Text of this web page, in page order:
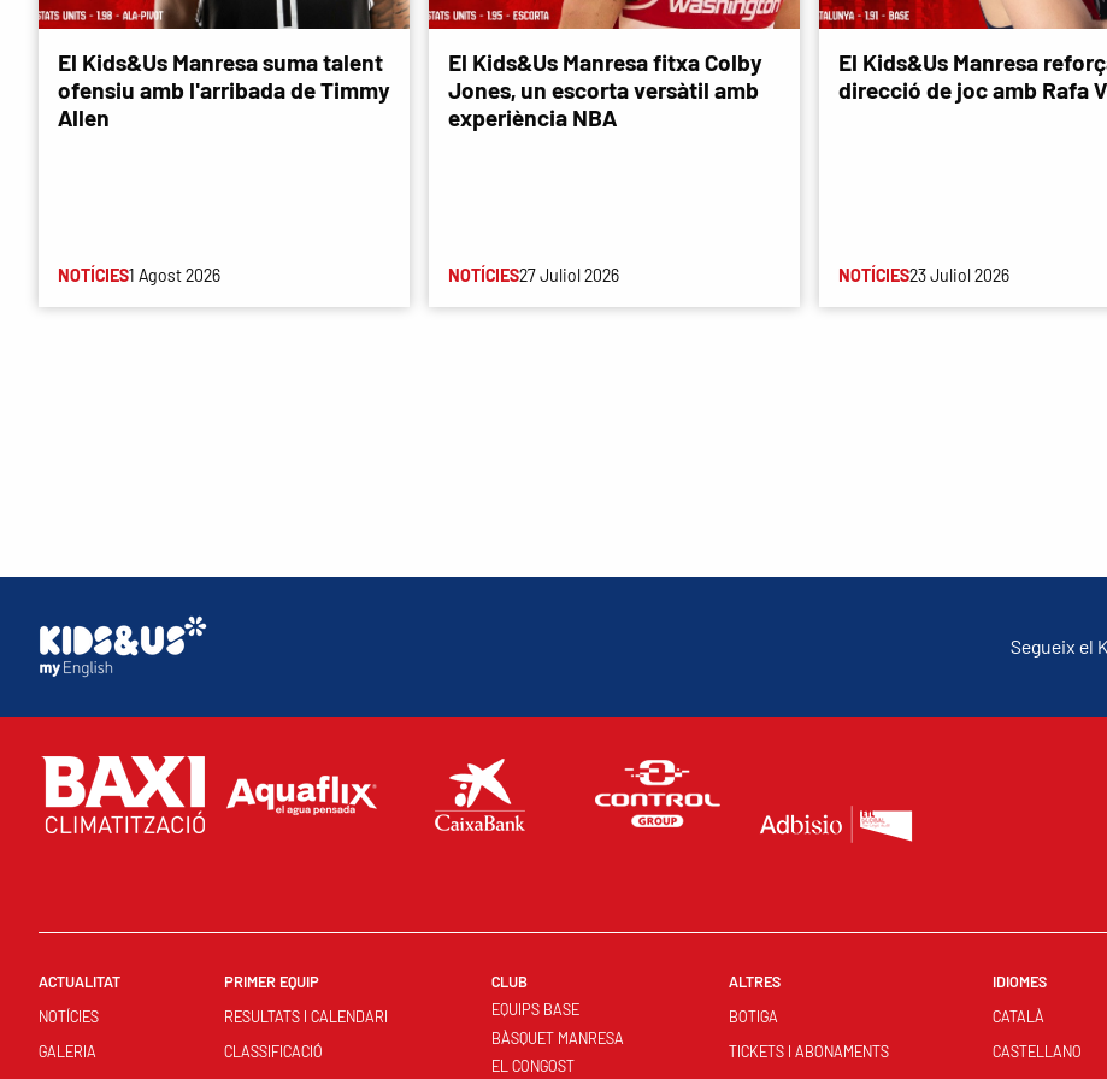
El Kids&Us Manresa suma talent
ofensiu amb l'arribada de Timmy
Allen
NOTÍCIES1 Agost 2026
El Kids&Us Manresa fitxa Colby
Jones, un escorta versàtil amb
experiència NBA
NOTÍCIES27 Juliol 2026
El Kids&Us Manresa
direcció de joc amb Rafa
NOTÍCIES23 Juliol 2026
Segueix el
ACTUALITAT
NOTÍCIES
GALERIA
PRIMER EQUIP
RESULTATS I CALENDARI
CLASSIFICACIÓ
CLUB
EQUIPS BASE
BÀSQUET MANRESA
EL CONGOST
ALTRES
BOTIGA
TICKETS I ABONAMENTS
IDIOMES
CATALÀ
CASTELLANO